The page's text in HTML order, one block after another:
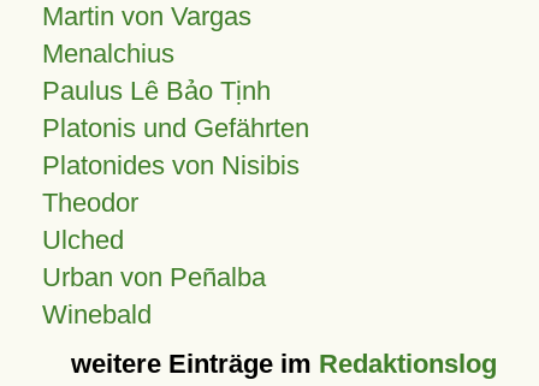
Martin von Vargas
Menalchius
Paulus Lê Bảo Tịnh
Platonis und Gefährten
Platonides von Nisibis
Theodor
Ulched
Urban von Peñalba
Winebald
weitere Einträge im Redaktionslog